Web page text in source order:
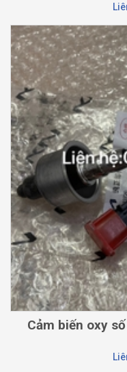
Cảm biến oxy